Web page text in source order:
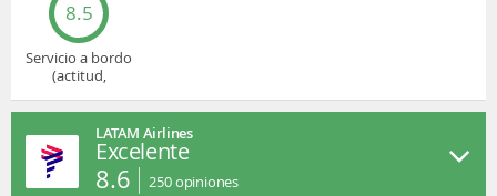
8.5
Servicio a bordo
(actitud,
LATAM Airlines
Excelente
8.6 250opiniones